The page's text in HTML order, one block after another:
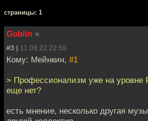
cтраницы: 1
Goblin »
#3 | 11.09.22 22:55
Кому: Мейнкин, #1
> Профессионализм уже на
еще нет?
есть мнение, несколько другая